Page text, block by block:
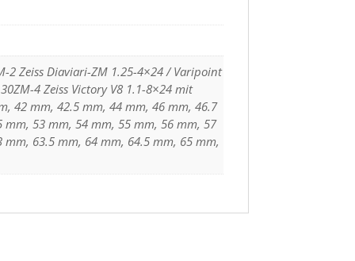
2 Zeiss Diaviari-ZM 1.25-4×24 / Varipoint
4 Zeiss Victory V8 1.1-8×24 mit
42 mm, 42.5 mm, 44 mm, 46 mm, 46.7
53 mm, 54 mm, 55 mm, 56 mm, 57
63.5 mm, 64 mm, 64.5 mm, 65 mm,